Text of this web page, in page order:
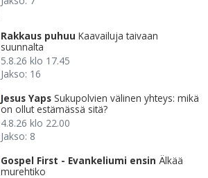
Rakkaus puhuu Kaavailuja taivaan
suunnalta
5.8.26 klo 17.45
Jakso: 16
Jesus Yaps Sukupolvien välinen yhteys: mikä
on ollut estämässä sitä?
4.8.26 klo 22.00
Jakso: 8
Gospel First - Evankeliumi ensin Älkää
murehtiko